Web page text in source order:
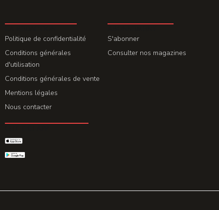
Politique de confidentialité
Conditions générales
d'utilisation
Conditions générales de vente
Mentions légales
Nous contacter
S'abonner
Consulter nos magazines